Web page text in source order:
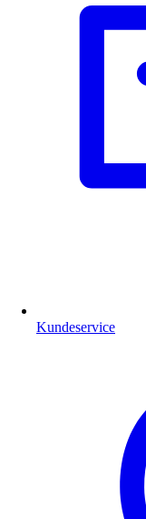
Kundeservice